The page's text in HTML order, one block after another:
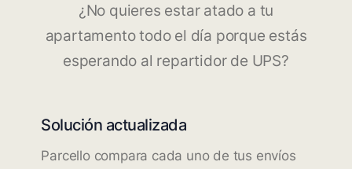
¿No quieres estar atado a tu
apartamento todo el día porque estás
esperando al repartidor de UPS?
Solución actualizada
Parcello compara cada uno de tus envíos